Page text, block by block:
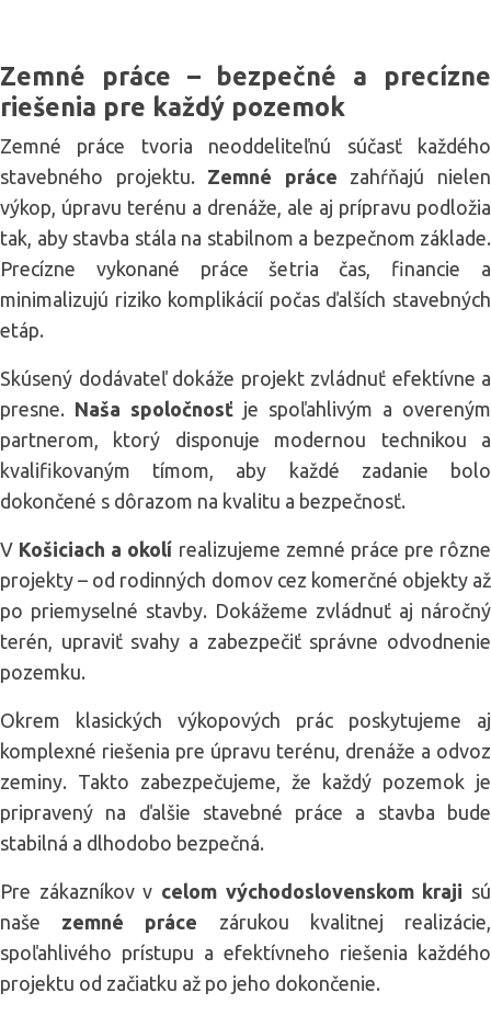
Zemné práce – bezpečné a precízne
riešenia pre každý pozemok
Zemné práce tvoria neoddeliteľnú súčasť každého
stavebného projektu. Zemné práce zahŕňajú nielen
výkop, úpravu terénu a drenáže, ale aj prípravu podložia
tak, aby stavba stála na stabilnom a bezpečnom základe.
Precízne vykonané práce šetria čas, financie a
minimalizujú riziko komplikácií počas ďalších stavebných
etáp.
Skúsený dodávateľ dokáže projekt zvládnuť efektívne a
presne. Naša spoločnosť je spoľahlivým a overeným
partnerom, ktorý disponuje modernou technikou a
kvalifikovaným tímom, aby každé zadanie bolo
dokončené s dôrazom na kvalitu a bezpečnosť.
V Košiciach a okolí realizujeme zemné práce pre rôzne
projekty – od rodinných domov cez komerčné objekty až
po priemyselné stavby. Dokážeme zvládnuť aj náročný
terén, upraviť svahy a zabezpečiť správne odvodnenie
pozemku.
Okrem klasických výkopových prác poskytujeme aj
komplexné riešenia pre úpravu terénu, drenáže a odvoz
zeminy. Takto zabezpečujeme, že každý pozemok je
pripravený na ďalšie stavebné práce a stavba bude
stabilná a dlhodobo bezpečná.
Pre zákazníkov v celom východoslovenskom kraji sú
naše zemné práce zárukou kvalitnej realizácie,
spoľahlivého prístupu a efektívneho riešenia každého
projektu od začiatku až po jeho dokončenie.